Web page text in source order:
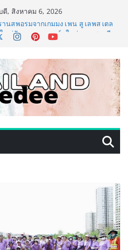
, สิงหาคม 6, 2026
านส์ฟอร์มจากเกมมิ่งโฟน สู่ไลฟ์สไตล์
หญ่ปักหมุดแลนมาร์คใหม่กลางสถานี
รรมสีไทย นิปปอนเพนต์ผนึก 6 พันธ
ำ นำร่องเปิดตัว “NIPPON PAINT
ปรแกรมดูแลคุณภาพฟิล์มสีหลังการขาย
ลูกค้าด้วยผลิตภัณฑ์คุณภาพและ
ครบวงจร
ย มูลนิธิ “เพจอีจัน” ส่งมอบ โรงเรียน
ห้กระทรวงศึกษาธิการ ส่งต่อโอกาส
พิเศษกว่า 100 คน ใช้เวลา 434 วัน
ให้กลายเป็นโรงเรียนแห่งความหวัง
ำเร็จ Village to the World Season
เคลื่อน ESG Tourism สืบสานพระ
ดินหน้าขยายฐานการผลิตสู่เอเชียตะวัน
ร่งยุทธศาสตร์ระดับโลก